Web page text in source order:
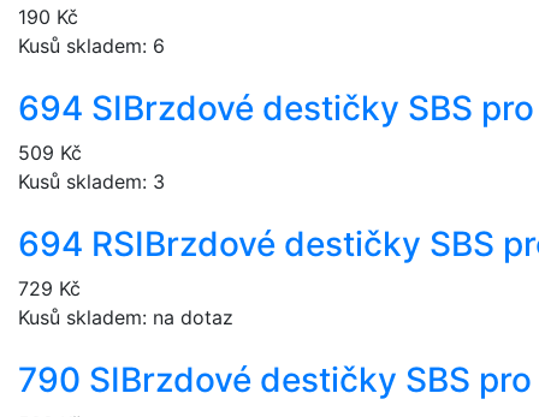
190 Kč
Kusů skladem: 6
694 SIBrzdové destičky SBS
509 Kč
Kusů skladem: 3
694 RSIBrzdové destičky SBS
729 Kč
Kusů skladem: na dotaz
790 SIBrzdové destičky SBS